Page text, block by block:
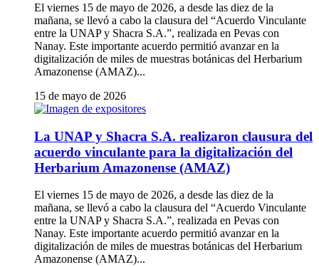
El viernes 15 de mayo de 2026, a desde las diez de la
mañana, se llevó a cabo la clausura del “Acuerdo Vinculante
entre la UNAP y Shacra S.A.”, realizada en Pevas con
Nanay. Este importante acuerdo permitió avanzar en la
digitalización de miles de muestras botánicas del Herbarium
Amazonense (AMAZ)...
15 de mayo de 2026
La UNAP y Shacra S.A. realizaron clausura del
acuerdo vinculante para la digitalización del
Herbarium Amazonense (AMAZ)
El viernes 15 de mayo de 2026, a desde las diez de la
mañana, se llevó a cabo la clausura del “Acuerdo Vinculante
entre la UNAP y Shacra S.A.”, realizada en Pevas con
Nanay. Este importante acuerdo permitió avanzar en la
digitalización de miles de muestras botánicas del Herbarium
Amazonense (AMAZ)...